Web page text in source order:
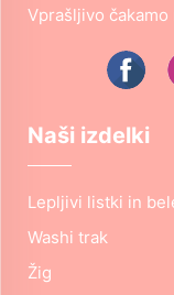
Vprašljivo
Naši izdelki
Lepljivi listki in
Washi trak
Žig